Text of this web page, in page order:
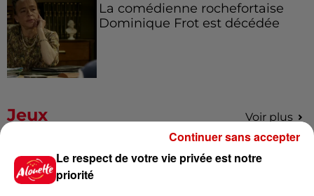
La comédienne rochefortaise
Dominique Frot est décédée
Jeux Voir plus
Gagnez vos places pour
l'événement Ride the Show à
Le respect de votre vie privée est notre
priorité
Continuer sans accepter